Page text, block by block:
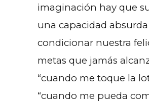
imaginación hay que
una capacidad absurda
condicionar nuestra
metas que jamás
“cuando me toque la
“cuando me pueda